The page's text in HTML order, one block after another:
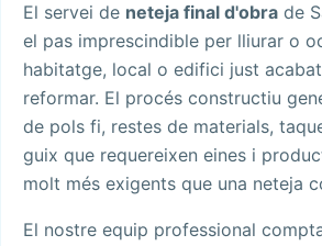
El servei de neteja final d'obra de
el pas imprescindible per lliurar o
habitatge, local o edifici just
reformar. El procés constructiu
de pols fi, restes de materials,
guix que requereixen eines i
molt més exigents que una neteja
El nostre equip professional